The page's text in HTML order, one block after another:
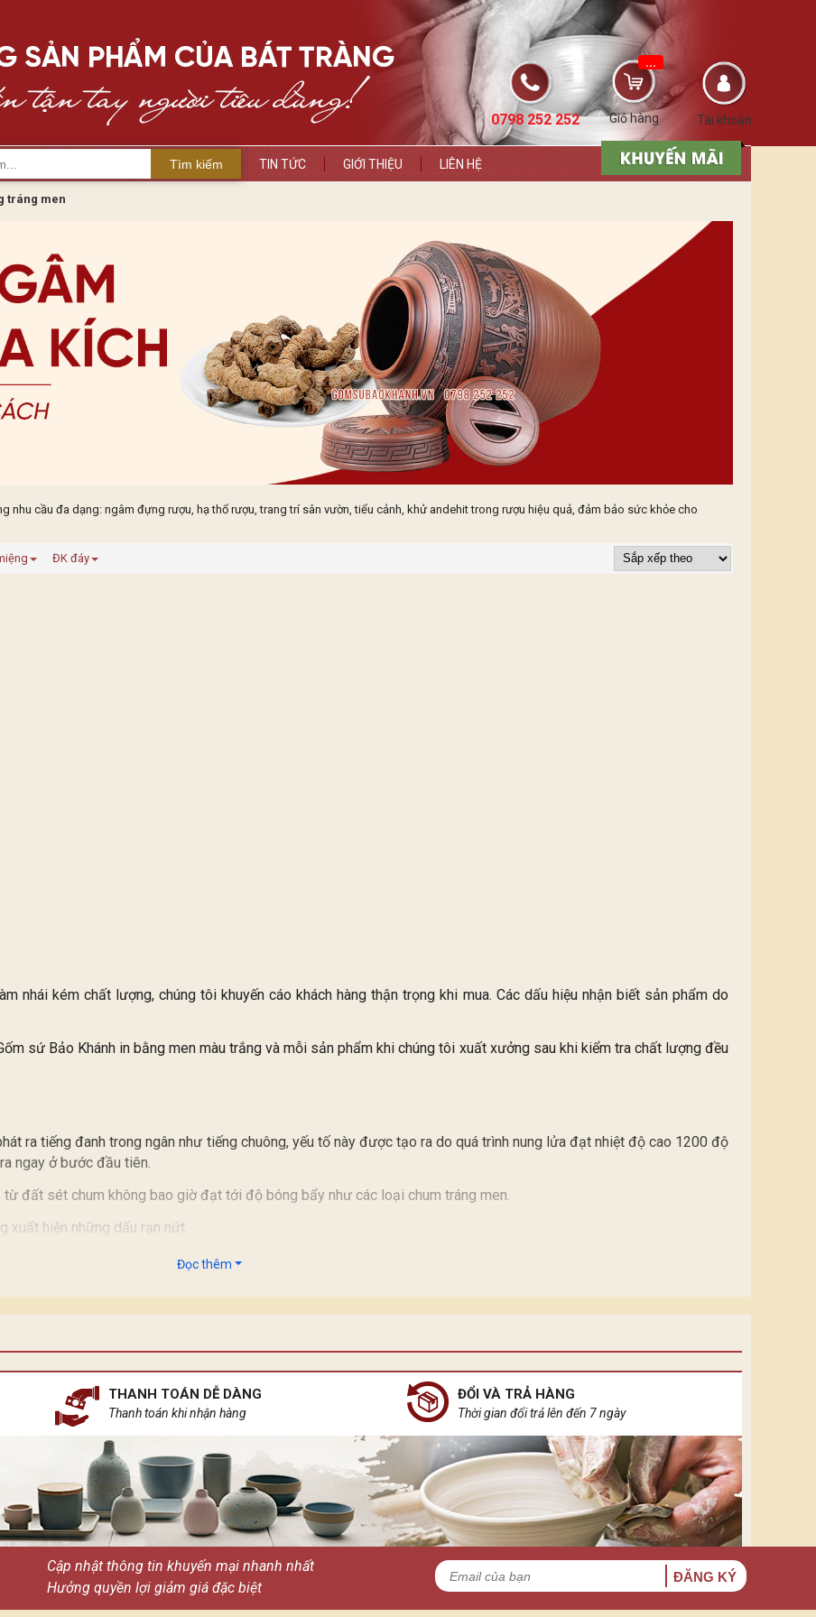
Tài khoản
Giỏ hàng
...
0798 252 252
Tìm kiếm TIN TỨC GIỚI THIỆU LIÊN HỆ
tráng men
nhu cầu đa dạng: ngâm đựng rượu, hạ thổ rượu, trang trí sân vườn, tiểu cảnh, khử andehit trong rượu hiệu quả, đảm bảo sức khỏe cho
ĐK đáy
nhái kém chất lượng, chúng tôi khuyến cáo khách hàng thận trọng khi mua. Các dấu hiệu nhận biết sản phẩm do
sứ Bảo Khánh in bằng men màu trắng và mỗi sản phẩm khi chúng tôi xuất xưởng sau khi kiểm tra chất lượng đều
ra tiếng đanh trong ngân như tiếng chuông, yếu tố này được tạo ra do quá trình nung lửa đạt nhiệt độ cao 1200 độ
ngay ở bước đầu tiên.
đất sét chum không bao giờ đạt tới độ bóng bẩy như các loại chum tráng men.
xuất hiện những dấu rạn nứt.
sản xuất thủ công cho nên 100 chum đều không giống nhau.
Đọc thêm
THANH TOÁN DỄ DÀNG
Thanh toán khi nhận hàng
ĐỔI VÀ TRẢ HÀNG
Thời gian đổi trả lên đến 7 ngày
Cập nhật thông tin khuyến mại nhanh nhất
Hưởng quyền lợi giảm giá đặc biệt
ĐĂNG KÝ